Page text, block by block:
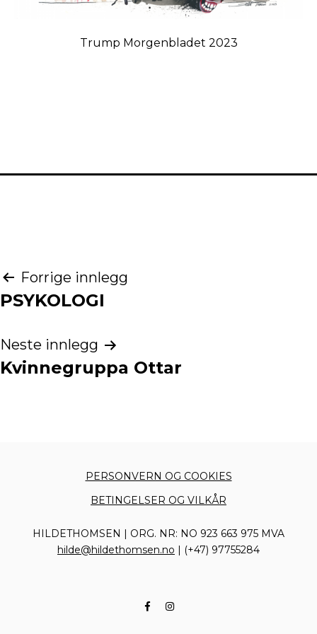
Trump Morgenbladet 2023
Innleggsnavigasjon
Forrige innlegg
PSYKOLOGI
Neste innlegg
Kvinnegruppa Ottar
PERSONVERN OG COOKIES
BETINGELSER OG VILKÅR
HILDETHOMSEN | ORG. NR: NO 923 663 975 MVA
hilde@hildethomsen.no | (+47) 97755284